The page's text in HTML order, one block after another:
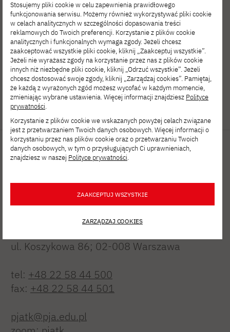
Polsko-Japońska Akademia
ul. Koszykowa 86; 02-008 Warszawa
tel: +48 22 58 44 500
fax: +48 22 58 44 501
pjatk@pja.edu.pl
Stosujemy pliki cookie w celu zapewnienia prawidłowego
funkcjonowania serwisu. Możemy również wykorzystywać pliki cookie
w celach analitycznych w szczególności dopasowania treści
reklamowych do Twoich preferencji. Korzystanie z plików cookie
analitycznych i funkcjonalnych wymaga zgody. Jeżeli chcesz
zaakceptować wszystkie pliki cookie, kliknij „Zaakceptuj wszystkie”.
Jeżeli nie wyrażasz zgody na korzystanie przez nas z plików cookie
innych niż niezbędne pliki cookie, kliknij „Odrzuć wszystkie”. Jeżeli
chcesz dostosować swoje zgody, kliknij „Zarządzaj cookies”. Pamiętaj,
że każdą z wyrażonych zgód możesz wycofać w każdym momencie,
zmieniając wybrane ustawienia. Więcej informacji znajdziesz Polityce
prywatności.
Korzystanie z plików cookie we wskazanych powyżej celach związane
jest z przetwarzaniem Twoich danych osobowych. Więcej informacji o
korzystaniu przez nas plików cookie oraz o przetwarzaniu Twoich
danych osobowych, w tym o przysługujących Ci uprawnieniach,
znajdziesz w naszej Polityce prywatności.
ZAAKCEPTUJ WSZYSTKIE
ZARZĄDZAJ COOKIES